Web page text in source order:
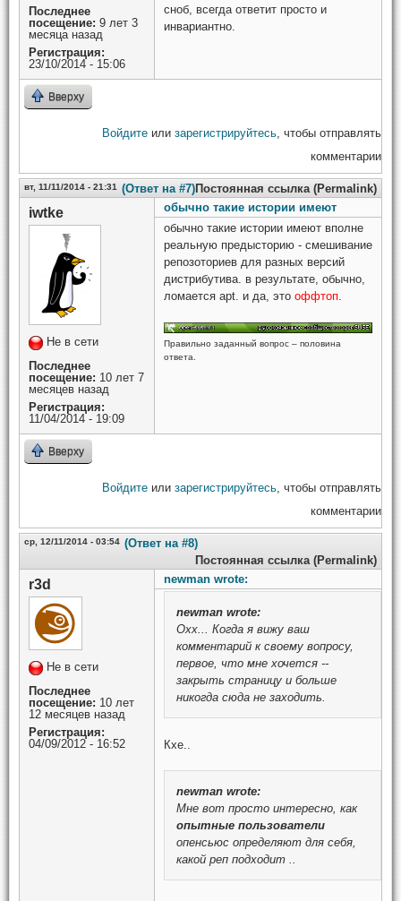
Последнее
посещение: 9 лет 3
месяца назад
Регистрация:
23/10/2014 - 15:06
сноб, всегда ответит просто и
инвариантно.
Вверху
Войдите или зарегистрируйтесь, чтобы отправлять
комментарии
вт, 11/11/2014 - 21:31 (Ответ на #7)Постоянная ссылка (Permalink)
iwtke
Не в сети
Последнее
посещение: 10 лет 7
месяцев назад
Регистрация:
11/04/2014 - 19:09
обычно такие истории имеют
обычно такие истории имеют вполне
реальную предысторию - смешивание
репозоториев для разных версий
дистрибутива. в результате, обычно,
ломается apt. и да, это оффтоп.
Правильно заданный вопрос – половина
ответа.
Вверху
Войдите или зарегистрируйтесь, чтобы отправлять
комментарии
ср, 12/11/2014 - 03:54 (Ответ на #8)
Постоянная ссылка (Permalink)
r3d
Не в сети
Последнее
посещение: 10 лет
12 месяцев назад
Регистрация:
04/09/2012 - 16:52
newman wrote:
newman wrote:
Охх... Когда я вижу ваш
комментарий к своему вопросу,
первое, что мне хочется --
закрыть страницу и больше
никогда сюда не заходить.
Кхе..
newman wrote:
Мне вот просто интересно, как
опытные пользователи
опенсьюс определяют для себя,
какой реп подходит ..